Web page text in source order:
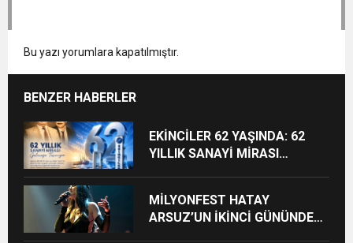
Bu yazı yorumlara kapatılmıştır.
BENZER HABERLER
EKİNCİLER 62 YAŞINDA: 62
YILLIK SANAYİ MİRASI
MİLYONFEST HATAY
ARSUZ’UN İKİNCİ GÜNÜNDE